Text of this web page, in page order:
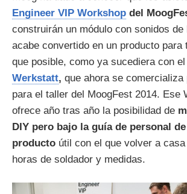
Engineer VIP Workshop del
construirán un módulo con sonidos de
acabe convertido en un producto para
que posible, como ya sucediera con
Werkstatt, que ahora se comercializa
para el taller del MoogFest 2014. Ese
ofrece año tras año la posibilidad de
DIY pero bajo la guía de personal
producto útil con el que volver a
horas de soldador y medidas.